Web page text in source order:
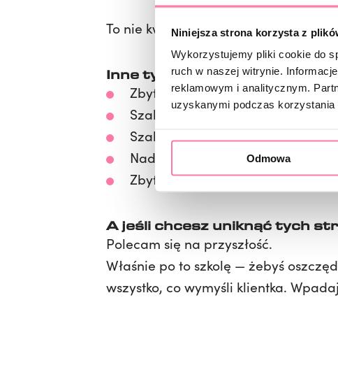
Niniejsza strona korzysta z
Wykorzystujemy pliki cookie do
ruch w naszej witrynie.
reklamowym i analitycznym.
uzyskanymi podczas korzystania
Odmowa
To nie kwestia szczęścia — to kwestia
Inne typowe błędy, które
Zbyt mocno zaciśnięty szablon.
Szablon niedochodzący do linii
Szablon osadzony zbyt nisko
Nadmierne piłowanie.
Zbyt twardy produkt na miękkiej
A jeśli chcesz uniknąć tych
Polecam się na przyszłość.
Właśnie po to szkolę — żebyś
wszystko, co wymyśli klientka.